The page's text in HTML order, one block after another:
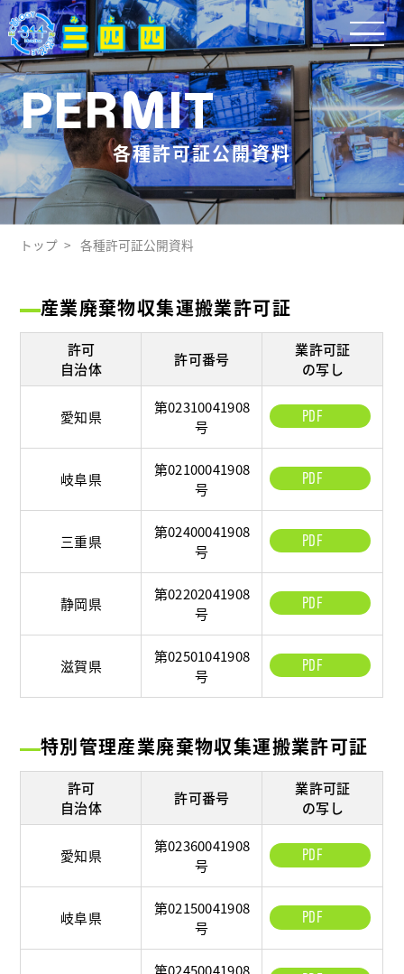
PERMIT
各種許可証公開資料
トップ 各種許可証公開資料
産業廃棄物収集運搬業許可証
許可
自治体
許可番号
業許可証
の写し
愛知県
第02310041908
号
PDF
岐阜県
第02100041908
号
PDF
三重県
第02400041908
号
PDF
静岡県
第02202041908
号
PDF
滋賀県
第02501041908
号
PDF
特別管理産業廃棄物収集運搬業許可証
許可
自治体
許可番号
業許可証
の写し
愛知県
第02360041908
号
PDF
岐阜県
第02150041908
号
PDF
第02450041908